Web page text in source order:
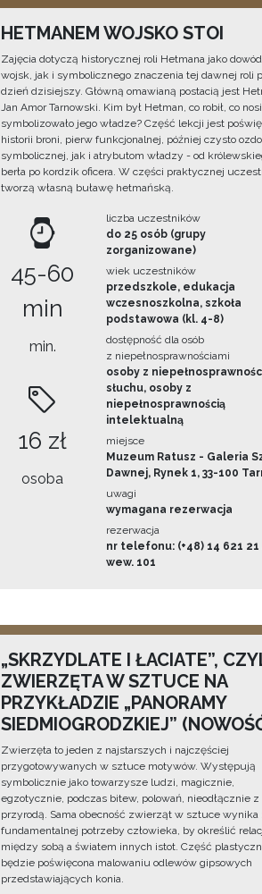
HETMANEM WOJSKO STOI
Zajęcia dotyczą historycznej roli Hetmana jako
wojsk, jak i symbolicznego znaczenia tej dawnej roli
dzień dzisiejszy. Główną omawianą postacią jest
Jan Amor Tarnowski. Kim był Hetman, co robił, co
symbolizowało jego władze? Część lekcji jest
historii broni, pierw funkcjonalnej, później czysto
symbolicznej, jak i atrybutom władzy - od
berła po kordzik oficera. W części praktycznej
tworzą własną buławę hetmańską.
45-60
min
min.
16 zł
osoba
liczba uczestników
do 25 osób (grupy
zorganizowane)
wiek uczestników
przedszkole, edukacja
wczesnoszkolna, szkoła
podstawowa (kl. 4-8)
dostępność dla osób
z niepełnosprawnościami
osoby z
słuchu, osoby z
niepełnosprawnością
intelektualną
miejsce
Muzeum Ratusz - Galeria
Dawnej, Rynek 1, 33-100
uwagi
wymagana rezerwacja
rezerwacja
nr telefonu: (+48) 14 621 21
wew. 101
„SKRZYDLATE I ŁACIATE”,
ZWIERZĘTA W SZTUCE NA
PRZYKŁADZIE „PANORAMY
SIEDMIOGRODZKIEJ”
Zwierzęta to jeden z najstarszych i najczęściej
przygotowywanych w sztuce motywów. Występują
symbolicznie jako towarzysze ludzi, magicznie,
egzotycznie, podczas bitew, polowań, nieodłącznie z
przyrodą. Sama obecność zwierząt w sztuce wynika
fundamentalnej potrzeby człowieka, by określić
między sobą a światem innych istot. Część
będzie poświęcona malowaniu odlewów gipsowych
przedstawiających konia.